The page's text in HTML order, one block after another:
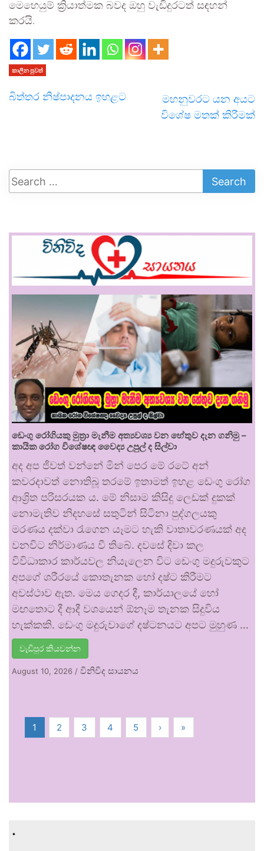
මෙහෙයුම් ක්‍රියාත්මක බවද ඔහු වැඩිදුරටත් සඳහන්
කරයි.
කාලීන පුවත්
බිත්තර නිෂ්පාදනය ඉහළට
මහනුවරට යන අයට
විශේෂ මතක් කිරීමක්
ඩෙංගු රෝගියකු ⁣මුත්‍රා මැනීම අත්‍යවශ්‍ය වන හේතුව දැන ගනිමු –
කායික රෝග විශේෂඥ වෛද්‍ය උපුල් ද සිල්වා
අද අප ජීවත් වන්නේ මින් පෙර මේ රටේ අන්
කවරදාවත් නොතිබූ තරමේ ඉතාමත් ඉහළ ඩෙංගු රෝග
ආශ්‍රිත පරිසරයක ය. මේ නිසාම කිසිදු ලෙඩක් දුකක්
නොමැතිව නිදහසේ සතුටින් සිටිනා පුද්ගලයකු
මරණය දක්වා රැගෙන යෑමට හැකි වාතාවරණයක් අද
වනවිට නිර්මාණය වී තිබේ. දවසේ දිවා කල
විවිධාකාර කාර්යවල නියැලෙන විට ඩෙංගු මදුරුවකුට
අපගේ ශරීරයේ කොතැනක හෝ දෂ්ට කිරීමට
අවස්ථාව ඇත. මෙය ගෙදර දී, කාර්යාලයේ හෝ
මඟතොට දී ආදී වශයෙන් ඕනෑම තැනක සිදුවිය
හැක්කකි. ඩෙංගු මදුරුවාගේ දෂ්ටනයට අපට මුහුණ …
වැඩිපුර කියවන්න
August 10, 2026 / විනිවිද සායනය
1 2 3 4 5 › »
.